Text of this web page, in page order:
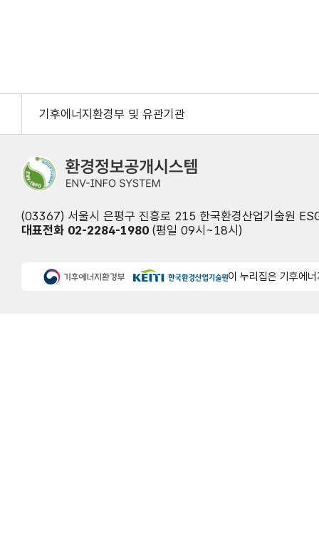
기후에너지환경부 및 유관기관
(03367) 서울시 은평구 진흥로 215 한국환경산업기술원
대표전화 02-2284-1980 (평일 09시~18시)
이 누리집은 기후에